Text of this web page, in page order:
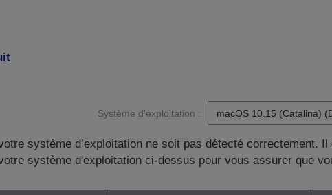
Système d’exploitation :
système d’exploitation ne soit pas détecté correctement.
système d'exploitation ci-dessus pour vous assurer que